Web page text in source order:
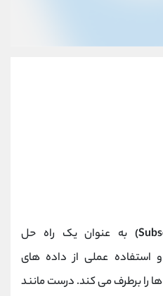
به عنوان یک راه ‌حل
استفاده عملی از داده ‌های
را برطرف می‌ کند. درست مانند
021-22021030
021-22021040
@alireza.mehrabii